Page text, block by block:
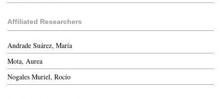
Affiliated Researchers
Andrade Suárez, María
Mota, Aurea
Nogales Muriel, Rocío